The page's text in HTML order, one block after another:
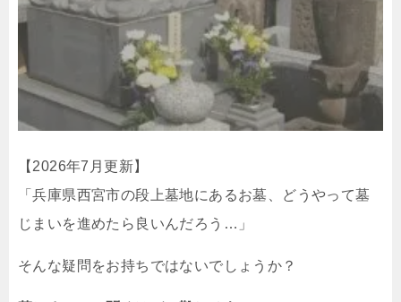
【2026年7月更新】
「兵庫県西宮市の段上墓地にあるお墓、どうやって墓
じまいを進めたら良いんだろう…」
そんな疑問をお持ちではないでしょうか？